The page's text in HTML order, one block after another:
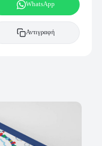
WhatsApp
Αντιγραφή